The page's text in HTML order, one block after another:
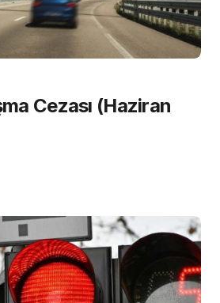
Cezası (Haziran